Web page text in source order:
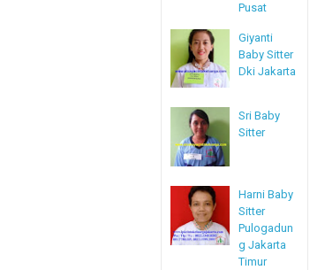
Pusat
Giyanti
Baby Sitter
Dki Jakarta
Sri Baby
Sitter
Harni Baby
Sitter
Pulogadun
g Jakarta
Timur